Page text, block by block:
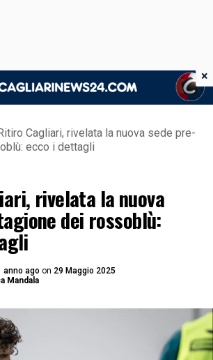
Cagliari, rivelata la nuova sede pre-
ecco i dettagli
rivelata la nuova
dei rossoblù:
anno ago on 29 Maggio 2025
Mandala
×